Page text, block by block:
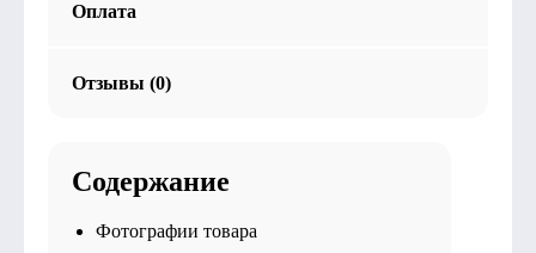
Оплата
Отзывы (0)
Содержание
Фотографии товара